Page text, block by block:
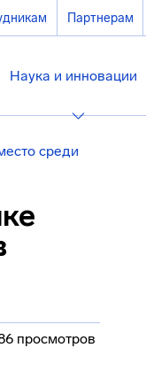
Партнерам
Наука и инновации
среди
просмотров